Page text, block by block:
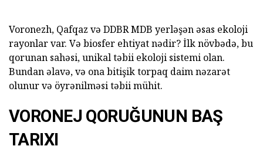
Voronezh, Qafqaz və DDBR MDB yerləşən əsas ekoloji
rayonlar var. Və biosfer ehtiyat nədir? İlk növbədə, bu
qorunan sahəsi, unikal təbii ekoloji sistemi olan.
Bundan əlavə, və ona bitişik torpaq daim nəzarət
olunur və öyrənilməsi təbii mühit.
VORONEJ QORUĞUNUN BAŞ
TARIXI